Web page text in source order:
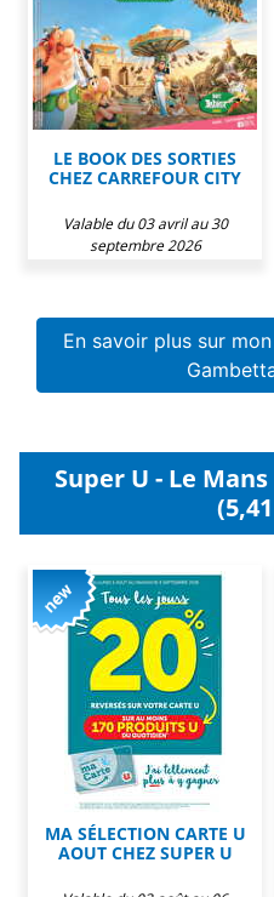
LE BOOK DES SORTIES
CHEZ CARREFOUR CITY
Valable du 03 avril au 30
septembre 2026
En savoir plus sur
Super U - Le
MA SÉLECTION CARTE U
AOUT CHEZ SUPER U